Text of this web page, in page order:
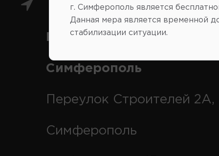
Главный магазин: ул.
Коммунальная 43, г.
Симферополь
Переулок Строителей 2А,
Симферополь
г. Симферополь является
Данная мера является временной
стабилизации ситуации.